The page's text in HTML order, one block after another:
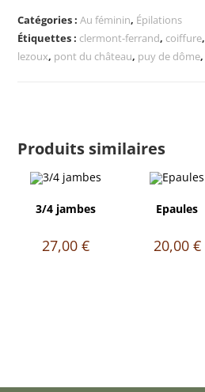
Catégories :Au féminin, Épilations
Étiquettes : clermont-ferrand, coiffure,
lezoux, pont du château, puy de dôme,
Produits similaires
3/4 jambes
27,00 €
Epaules
20,00 €